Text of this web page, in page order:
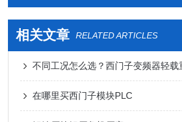
相关文章 RELATED ARTICLES
不同工况怎么选？西门子变频器轻载
在哪里买西门子模块PLC